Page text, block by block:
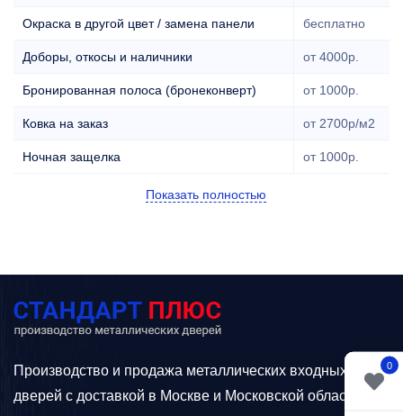
0
Окраска в другой цвет / замена панели бесплатно
Доборы, откосы и наличники от 4000р.
Бронированная полоса (бронеконверт) от 1000р.
Ковка на заказ от 2700р/м2
Ночная защелка от 1000р.
Показать полностью
Производство и продажа металлических входных
дверей с доставкой в Москве и Московской области.